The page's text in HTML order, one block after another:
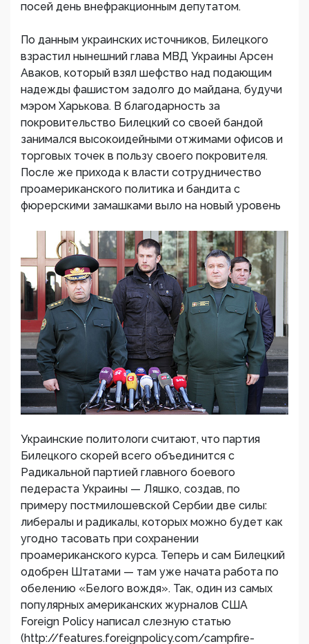
посей день внефракционным депутатом.
По данным украинских источников, Билецкого
взрастил нынешний глава МВД Украины Арсен
Аваков, который взял шефство над подающим
надежды фашистом задолго до майдана, будучи
мэром Харькова. В благодарность за
покровительство Билецкий со своей бандой
занимался высокоидейными отжимами офисов и
торговых точек в пользу своего покровителя.
После же прихода к власти сотрудничество
проамериканского политика и бандита с
фюрерскими замашками выло на новый уровень
Украинские политологи считают, что партия
Билецкого скорей всего объединится с
Радикальной партией главного боевого
педераста Украины — Ляшко, создав, по
примеру постмилошевской Сербии две силы:
либералы и радикалы, которых можно будет как
угодно тасовать при сохранении
проамериканского курса. Теперь и сам Билецкий
одобрен Штатами — там уже начата работа по
обелению «Белого вождя». Так, один из самых
популярных американских журналов США
Foreign Policy написал слезную статью
(http://features.foreignpolicy.com/campfire-